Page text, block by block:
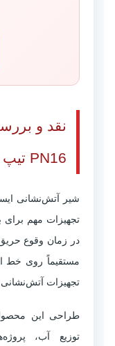
نقد و
PN16 تیپ 1 (HAF) میراب
تجهیزات مهم
در زمان وقوع
مستقیماً روی خط
تجهیزات
طراحی این محصول
توزیع آب،